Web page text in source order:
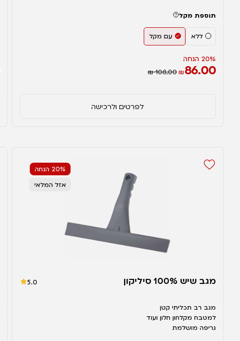
תוספת מקל
ללא עם מקל
20% הנחה
₪86.00
₪ 108.00
לפרטים ולרכישה
20% הנחה
אזל המלאי
מגב שיש 100% סיליקון 5.0
מגב רב תכליתי קטן
למטבח מקלחון חלון ועוד
גריפה מושלמת